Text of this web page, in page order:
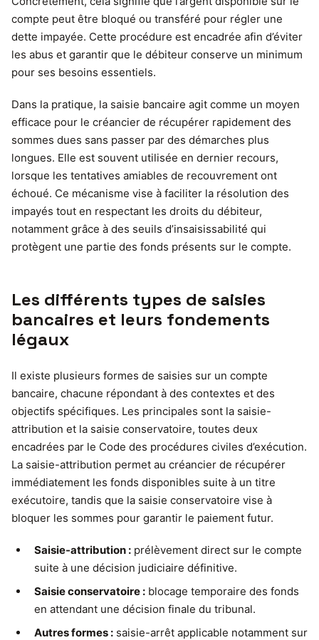
compte peut être bloqué ou transféré pour régler une
dette impayée. Cette procédure est encadrée afin d’éviter
les abus et garantir que le débiteur conserve un minimum
pour ses besoins essentiels.
Dans la pratique, la saisie bancaire agit comme un moyen
efficace pour le créancier de récupérer rapidement des
sommes dues sans passer par des démarches plus
longues. Elle est souvent utilisée en dernier recours,
lorsque les tentatives amiables de recouvrement ont
échoué. Ce mécanisme vise à faciliter la résolution des
impayés tout en respectant les droits du débiteur,
notamment grâce à des seuils d’insaisissabilité qui
protègent une partie des fonds présents sur le compte.
Les différents types de saisies
bancaires et leurs fondements
légaux
Il existe plusieurs formes de saisies sur un compte
bancaire, chacune répondant à des contextes et des
objectifs spécifiques. Les principales sont la saisie-
attribution et la saisie conservatoire, toutes deux
encadrées par le Code des procédures civiles d’exécution.
La saisie-attribution permet au créancier de récupérer
immédiatement les fonds disponibles suite à un titre
exécutoire, tandis que la saisie conservatoire vise à
bloquer les sommes pour garantir le paiement futur.
Saisie-attribution : prélèvement direct sur le compte
suite à une décision judiciaire définitive.
Saisie conservatoire : blocage temporaire des fonds
en attendant une décision finale du tribunal.
Autres formes : saisie-arrêt applicable notamment sur